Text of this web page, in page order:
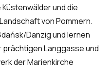
und die
von Pommern.
Danzig und lernen
Langgasse und
der Marienkirche